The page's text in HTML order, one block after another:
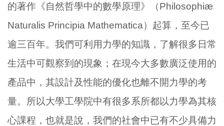
的著作《自然哲學中的數學原理》（Philosophiæ
Naturalis Principia Mathematica）起算，至今已
逾三百年。我們可利用力學的知識，了解很多日常
生活中可觀察到的現象；在現今大多數廣泛使用的
產品中，其設計及性能的優化也離不開力學的考
量。所以大學工學院中有很多系所都以力學為其核
心課程，也就是說，我們的社會中已有不少具備力